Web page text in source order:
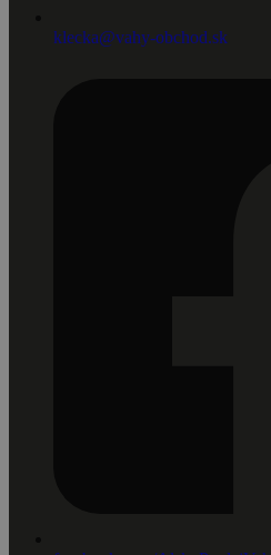
klecka@vahy-obchod.sk